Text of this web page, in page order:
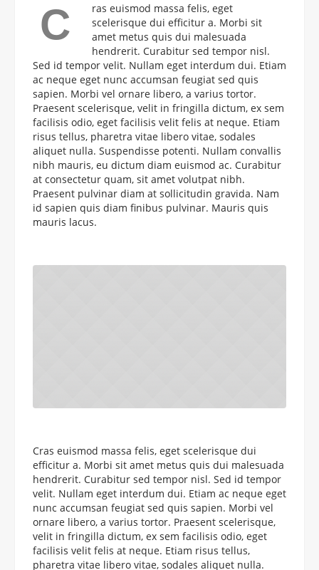
C
ras euismod massa felis, eget
scelerisque dui efficitur a. Morbi sit
amet metus quis dui malesuada
hendrerit. Curabitur sed tempor nisl.
Sed id tempor velit. Nullam eget interdum dui. Etiam
ac neque eget nunc accumsan feugiat sed quis
sapien. Morbi vel ornare libero, a varius tortor.
Praesent scelerisque, velit in fringilla dictum, ex sem
facilisis odio, eget facilisis velit felis at neque. Etiam
risus tellus, pharetra vitae libero vitae, sodales
aliquet nulla. Suspendisse potenti. Nullam convallis
nibh mauris, eu dictum diam euismod ac. Curabitur
at consectetur quam, sit amet volutpat nibh.
Praesent pulvinar diam at sollicitudin gravida. Nam
id sapien quis diam finibus pulvinar. Mauris quis
mauris lacus.
Cras euismod massa felis, eget scelerisque dui
efficitur a. Morbi sit amet metus quis dui malesuada
hendrerit. Curabitur sed tempor nisl. Sed id tempor
velit. Nullam eget interdum dui. Etiam ac neque eget
nunc accumsan feugiat sed quis sapien. Morbi vel
ornare libero, a varius tortor. Praesent scelerisque,
velit in fringilla dictum, ex sem facilisis odio, eget
facilisis velit felis at neque. Etiam risus tellus,
pharetra vitae libero vitae, sodales aliquet nulla.